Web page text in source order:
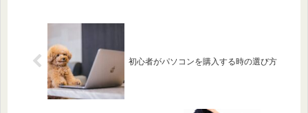
初心者がパソコンを購入する時の選び方